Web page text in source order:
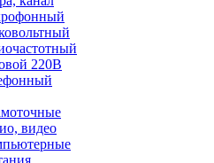
220В
видео